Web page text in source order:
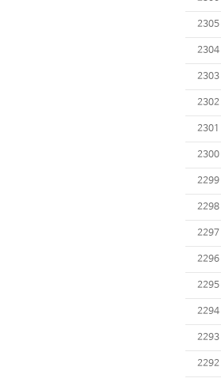
2305
2304
2303
2302
2301
2300
2299
2298
2297
2296
2295
2294
2293
2292